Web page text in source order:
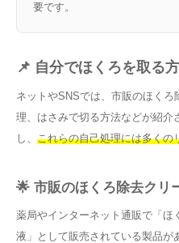
要です。
📌 自分でほくろを取る
ネットやSNSでは、市販のほく
理、はさみで切る方法などが紹介
し、 これらの自己処理には多くの
🌟 市販のほくろ除去クリ
薬局やインターネット通販で「ほ
液」として販売されている製品が